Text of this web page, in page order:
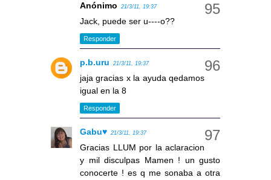
Anónimo 21/3/11, 19:37
Jack, puede ser u----o??
Responder
p.b.uru 21/3/11, 19:37
jaja gracias x la ayuda qedamos
igual en la 8
Responder
Gabu♥ 21/3/11, 19:37
Gracias LLUM por la aclaracion
y mil disculpas Mamen ! un gusto
conocerte ! es q me sonaba a otra